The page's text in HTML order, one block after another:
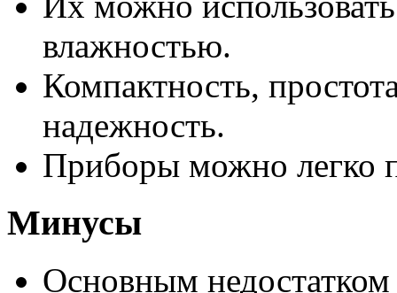
влажностью.
Компактность,
надежность.
Приборы можно легко
Минусы
Основным недостатком